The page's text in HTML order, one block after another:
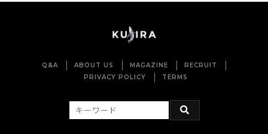
Q&A ABOUT US MAGAZINE
RECRUIT
PRIVACY POLICY
TERMS